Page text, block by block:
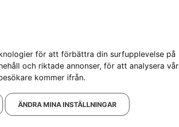
för att förbättra din surfupplevelse på
och riktade annonser, för att analysera vår
kommer ifrån.
ÄNDRA MINA INSTÄLLNINGAR
Batteri B140
Artikelnummer:970457201
1 890kr